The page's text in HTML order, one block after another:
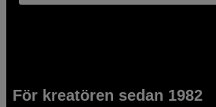
För kreatören sedan 1982